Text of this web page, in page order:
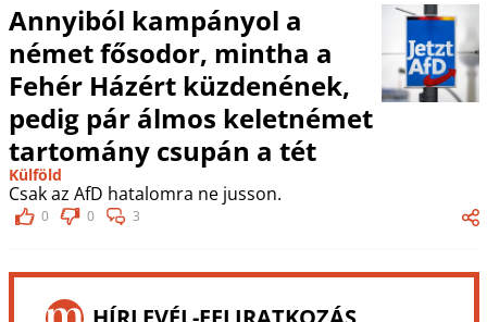
Annyiból kampányol a
német fősodor, mintha a
Fehér Házért küzdenének,
pedig pár álmos keletnémet
tartomány csupán a tét
Külföld
Csak az AfD hatalomra ne jusson.
0 0 3